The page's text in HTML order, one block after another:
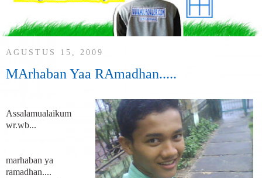
AGUSTUS 15, 2009
MArhaban Yaa RAmadhan.....
Assalamualaikum
wr.wb...
marhaban ya
ramadhan....